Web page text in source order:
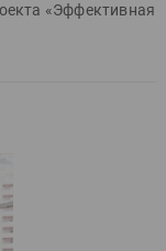
«Эффективная